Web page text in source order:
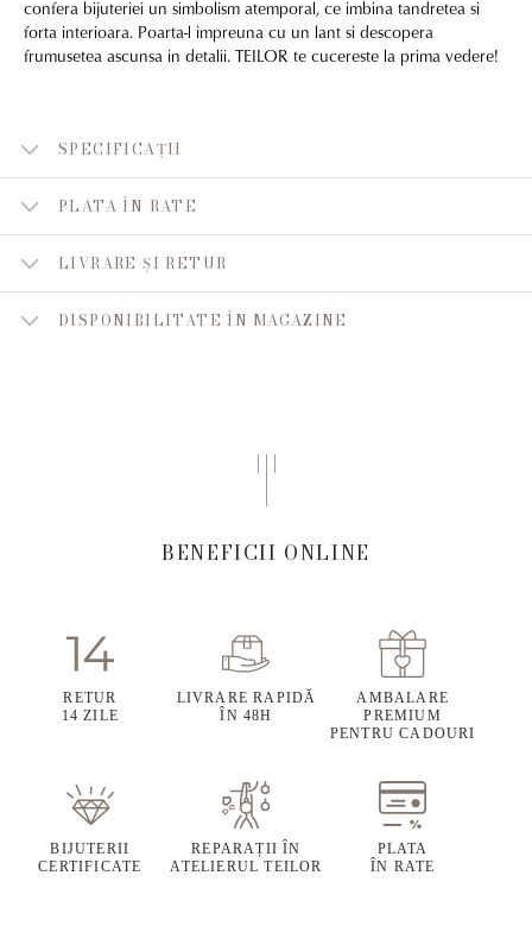
confera bijuteriei un simbolism atemporal, ce imbina tandretea si
forta interioara. Poarta-l impreuna cu un lant si descopera
frumusetea ascunsa in detalii. TEILOR te cucereste la prima vedere!
SPECIFICAȚII
PLATA ÎN RATE
LIVRARE ȘI RETUR
DISPONIBILITATE ÎN MAGAZINE
BENEFICII ONLINE
RETUR
14 ZILE
LIVRARE RAPIDĂ
ÎN 48H
AMBALARE
PREMIUM
PENTRU CADOURI
BIJUTERII
CERTIFICATE
REPARAȚII ÎN
ATELIERUL TEILOR
PLATA
ÎN RATE